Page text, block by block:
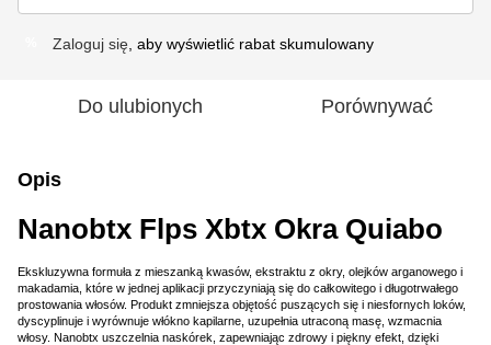
Zaloguj się , aby wyświetlić rabat skumulowany
Do ulubionych Porównywać
Opis
Nanobtx Flps Xbtx Okra Quiabo
Ekskluzywna formuła z mieszanką kwasów, ekstraktu z okry, olejków arganowego i
makadamia, które w jednej aplikacji przyczyniają się do całkowitego i długotrwałego
prostowania włosów. Produkt zmniejsza objętość puszących się i niesfornych loków,
dyscyplinuje i wyrównuje włókno kapilarne, uzupełnia utraconą masę, wzmacnia
włosy. Nanobtx uszczelnia naskórek, zapewniając zdrowy i piękny efekt, dzięki